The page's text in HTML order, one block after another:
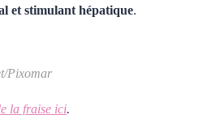
et stimulant hépatique.
Pixomar
la fraise ici.